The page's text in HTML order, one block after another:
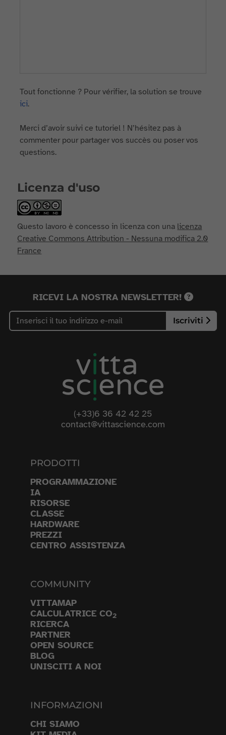
Tout fonctionne ? Pour vérifier, la solution se trouve
ici.
Merci d’avoir suivi ce tutoriel ! N’hésitez pas à
commenter pour partager vos succès ou poser vos
questions.
Licenza d'uso
Questo lavoro è concesso in licenza con una licenza
Creative Commons Attribution - Nessuna modifica 2.0
France
RICEVI LA NOSTRA NEWSLETTER!
Iscriviti
(+33)6 36 42 42 25
contact@vittascience.com
PRODOTTI
PROGRAMMAZIONE
IA
RISORSE
CLASSE
HARDWARE
PREZZI
CENTRO ASSISTENZA
COMMUNITY
VITTAMAP
CALCULATRICE CO2
RICERCA
PARTNER
OPEN SOURCE
BLOG
UNISCITI A NOI
INFORMAZIONI
CHI SIAMO